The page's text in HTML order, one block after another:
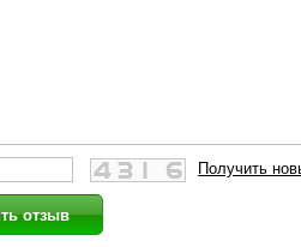
Получить